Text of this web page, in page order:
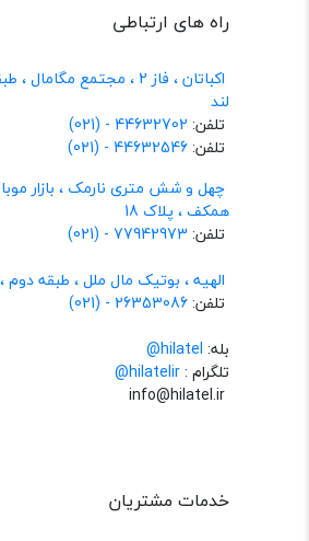
راه های ارتباطی
اکباتان ، فاز 2 ، مجتمع
لند
تلفن: 44632702 - (021)
تلفن:44632546 - (021)
چهل و شش متری نارمک ، بازار
همکف ، پلاک 18
تلفن: 77942973 - (021)
الهیه ، بوتیک مال ملل ، طبقه دوم ،
تلفن:26353086 - (021)
بله: hilatel@
تلگرام :@hilatelir
خدمات مشتریان